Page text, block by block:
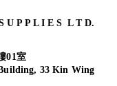
U P P L I E S L T D.
01室
33 Kin Wing